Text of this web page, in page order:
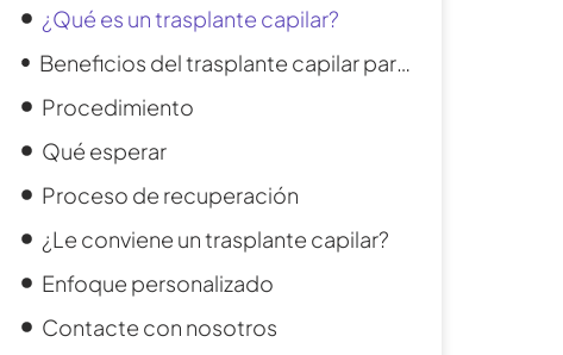
¿Qué es un trasplante capilar?
Beneficios del trasplante capilar para hombres
Procedimiento
Qué esperar
Proceso de recuperación
¿Le conviene un trasplante capilar?
Enfoque personalizado
Contacte con nosotros